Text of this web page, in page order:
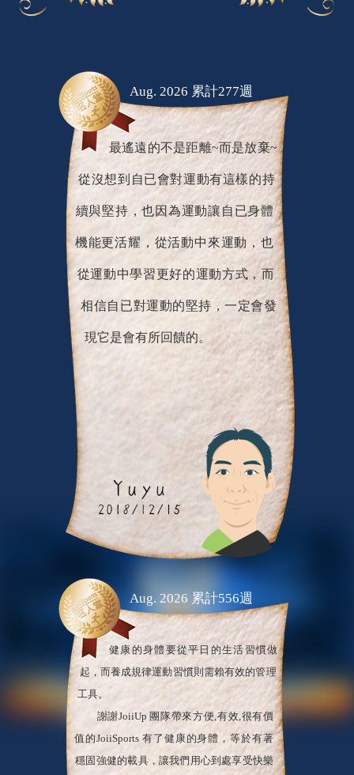
最遙遠的不是距離~而是放棄~
從沒想到自已會對運動有這樣的持
續與堅持，也因為運動讓自已身體
機能更活耀，從活動中來運動，也
從運動中學習更好的運動方式，而
相信自已對運動的堅持，一定會發
健康的身體要從平日的生活習慣做
起，而養成規律運動習慣則需賴有效的管理
工具。
謝謝JoiiUp 團隊帶來方便,有效,很有價
值的JoiiSports 有了健康的身體，等於有著
穩固強健的載具，讓我們用心到處享受快樂
生活。